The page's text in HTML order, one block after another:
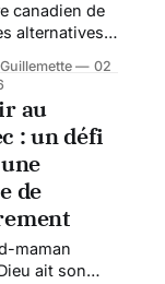
canadien de
alternatives
année,
choc : « Les
248 fois
qu’un
». Le
Québec a
de nuances,
chiffres
02
au
: un défi
de
maman
ait son